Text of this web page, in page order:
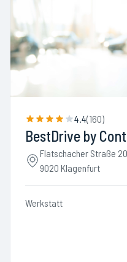
4.4(160)
BestDrive by
Flatschacher Straße
9020 Klagenfurt
Werkstatt